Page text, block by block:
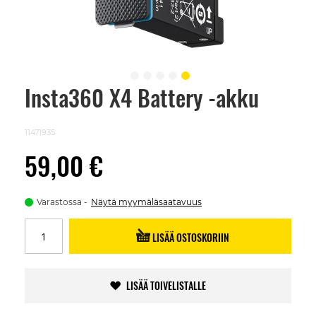
Insta360 X4 Battery -akku
11471935
59,00 €
Varastossa Näytä myymäläsaatavuus
LISÄÄ OSTOSKORIIN
LISÄÄ TOIVELISTALLE
Skip
images
gallery